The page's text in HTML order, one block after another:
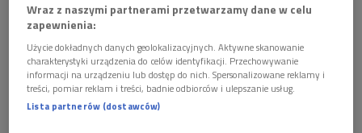
Wraz z naszymi partnerami przetwarzamy dane w celu
zapewnienia:
Użycie dokładnych danych geolokalizacyjnych. Aktywne skanowanie
charakterystyki urządzenia do celów identyfikacji. Przechowywanie
informacji na urządzeniu lub dostęp do nich. Spersonalizowane reklamy i
treści, pomiar reklam i treści, badnie odbiorców i ulepszanie usług.
Lista partnerów (dostawców)